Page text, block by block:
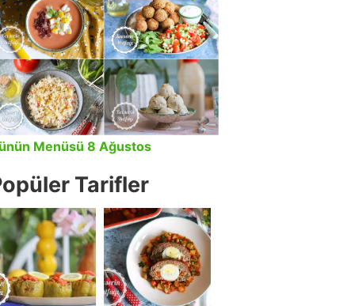
Menüsü 8 Ağustos
Tarifler